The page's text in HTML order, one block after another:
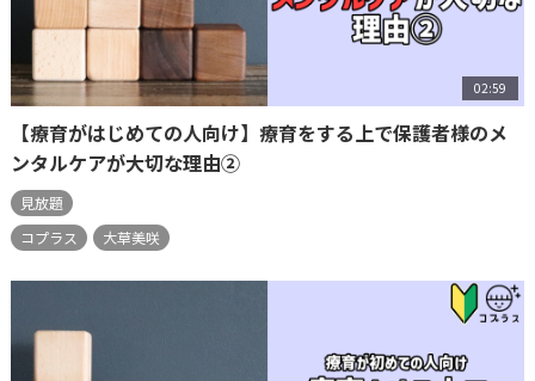
02:59
【療育がはじめての人向け】療育をする上で保護者様のメ
ンタルケアが大切な理由②
見放題
コプラス
大草美咲